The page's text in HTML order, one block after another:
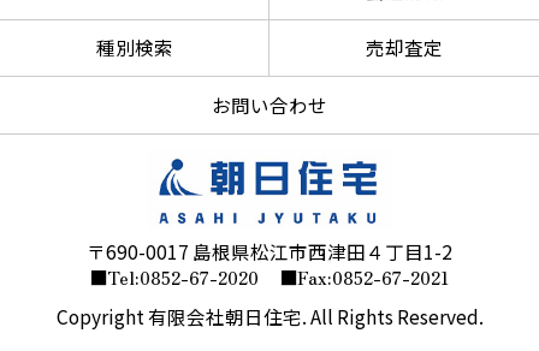
種別検索 売却査定
お問い合わせ
〒690-0017 島根県松江市西津田４丁目1-2
■Tel:0852-67-2020 ■Fax:0852-67-2021
Copyright 有限会社朝日住宅. All Rights Reserved.